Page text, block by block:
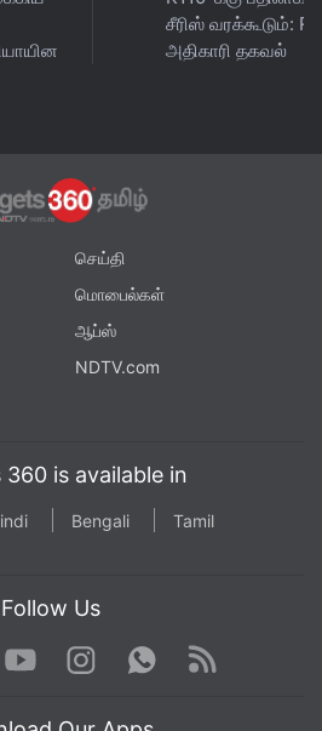
சீரிஸ் வரக்கூடும்:
அதிகாரி தகவல்
செய்தி
மொபைல்கள்
ஆப்ஸ்
NDTV.com
360 is available in
Bengali Tamil
Follow Us
Youtube
Instagram WhatsApp
Rss